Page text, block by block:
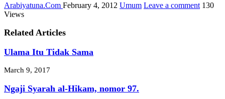
Arabiyatuna.Com February 4, 2012 Umum Leave a comment 130
Views
Related Articles
Ulama Itu Tidak Sama
March 9, 2017
Ngaji Syarah al-Hikam, nomor 97.